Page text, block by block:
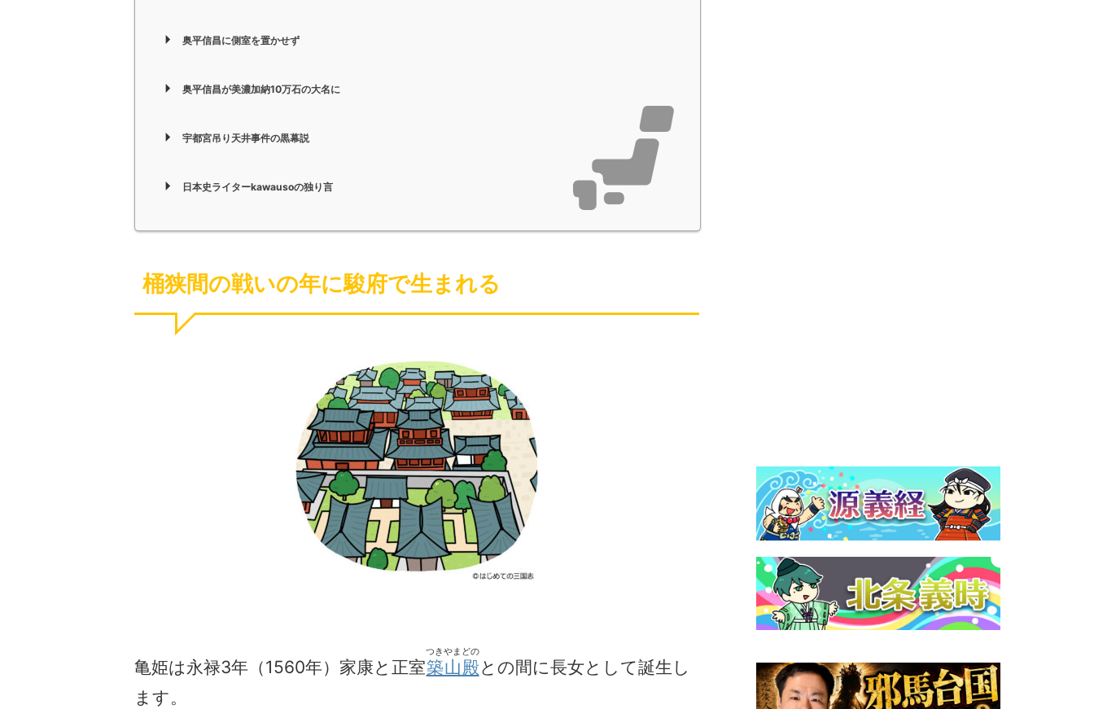
奥平信昌に側室を置かせず
奥平信昌が美濃加納10万石の大名に
宇都宮吊り天井事件の黒幕説
日本史ライターkawausoの独り言
桶狭間の戦いの年に駿府で生まれる
亀姫は永禄3年（1560年）家康と正室築山殿
つきやまどの
との間に長女として誕生し
ます。